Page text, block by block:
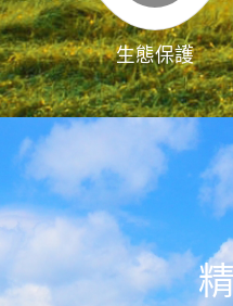
生態保護